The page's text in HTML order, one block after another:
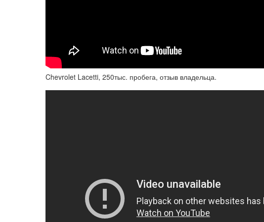
Chevrolet Lacetti, 250тыс. пробега, отзыв владельца.